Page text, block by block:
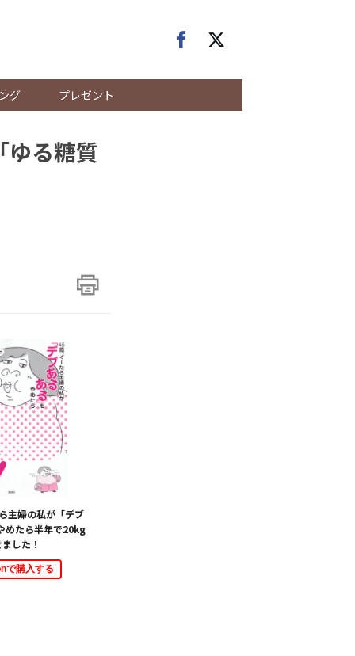
グ プレゼント
ゆる糖質
主婦の私が「デブ
めたら半年で20kg
した！
で購入する